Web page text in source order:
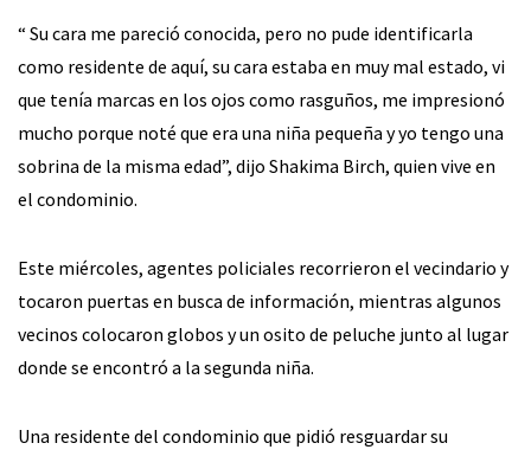
“ Su cara me pareció conocida, pero no pude identificarla
como residente de aquí, su cara estaba en muy mal estado, vi
que tenía marcas en los ojos como rasguños, me impresionó
mucho porque noté que era una niña pequeña y yo tengo una
sobrina de la misma edad”, dijo Shakima Birch, quien vive en
el condominio.
Este miércoles, agentes policiales recorrieron el vecindario y
tocaron puertas en busca de información, mientras algunos
vecinos colocaron globos y un osito de peluche junto al lugar
donde se encontró a la segunda niña.
Una residente del condominio que pidió resguardar su